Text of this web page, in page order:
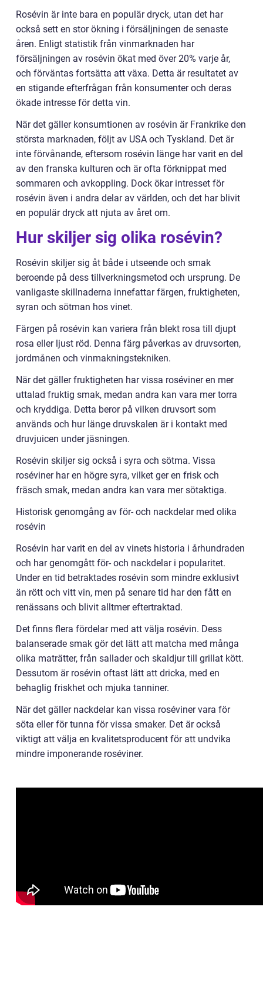
Rosévin är inte bara en populär dryck, utan det har
också sett en stor ökning i försäljningen de senaste
åren. Enligt statistik från vinmarknaden har
försäljningen av rosévin ökat med över 20% varje år,
och förväntas fortsätta att växa. Detta är resultatet av
en stigande efterfrågan från konsumenter och deras
ökade intresse för detta vin.
När det gäller konsumtionen av rosévin är Frankrike den
största marknaden, följt av USA och Tyskland. Det är
inte förvånande, eftersom rosévin länge har varit en del
av den franska kulturen och är ofta förknippat med
sommaren och avkoppling. Dock ökar intresset för
rosévin även i andra delar av världen, och det har blivit
en populär dryck att njuta av året om.
Hur skiljer sig olika rosévin?
Rosévin skiljer sig åt både i utseende och smak
beroende på dess tillverkningsmetod och ursprung. De
vanligaste skillnaderna innefattar färgen, fruktigheten,
syran och sötman hos vinet.
Färgen på rosévin kan variera från blekt rosa till djupt
rosa eller ljust röd. Denna färg påverkas av druvsorten,
jordmånen och vinmakningstekniken.
När det gäller fruktigheten har vissa roséviner en mer
uttalad fruktig smak, medan andra kan vara mer torra
och kryddiga. Detta beror på vilken druvsort som
används och hur länge druvskalen är i kontakt med
druvjuicen under jäsningen.
Rosévin skiljer sig också i syra och sötma. Vissa
roséviner har en högre syra, vilket ger en frisk och
fräsch smak, medan andra kan vara mer sötaktiga.
Historisk genomgång av för- och nackdelar med olika
rosévin
Rosévin har varit en del av vinets historia i århundraden
och har genomgått för- och nackdelar i popularitet.
Under en tid betraktades rosévin som mindre exklusivt
än rött och vitt vin, men på senare tid har den fått en
renässans och blivit alltmer eftertraktad.
Det finns flera fördelar med att välja rosévin. Dess
balanserade smak gör det lätt att matcha med många
olika maträtter, från sallader och skaldjur till grillat kött.
Dessutom är rosévin oftast lätt att dricka, med en
behaglig friskhet och mjuka tanniner.
När det gäller nackdelar kan vissa roséviner vara för
söta eller för tunna för vissa smaker. Det är också
viktigt att välja en kvalitetsproducent för att undvika
mindre imponerande roséviner.